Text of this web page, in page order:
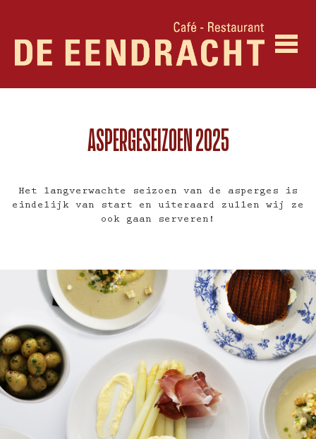
ASPERGESEIZOEN 2025
Het langverwachte seizoen van de asperges is
eindelijk van start en uiteraard zullen wij ze
ook gaan serveren!